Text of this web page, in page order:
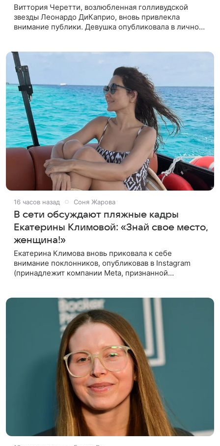
Виттория Черетти, возлюбленная голливудской
звезды Леонардо ДиКаприо, вновь привлекла
внимание публики. Девушка опубликовала в личном
16 часов назад Соня Жарова
В сети обсуждают пляжные кадры
Екатерины Климовой: «Знай свое место,
женщина!»
Екатерина Климова вновь приковала к себе
внимание поклонников, опубликовав в Instagram
(принадлежит компании Meta, признанной